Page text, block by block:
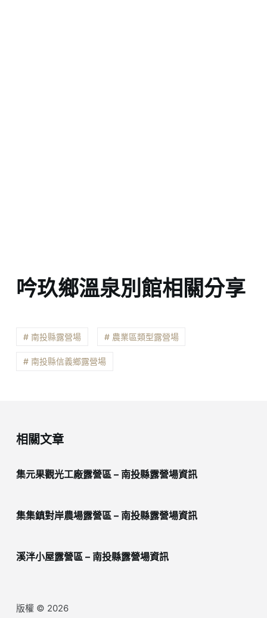
吟玖鄉溫泉別館相關分享
# 南投縣露營場 # 農業區類型露營場
# 南投縣信義鄉露營場
相關文章
集元果觀光工廠露營區 – 南投縣露營場資訊
集集鎮對岸農場露營區 – 南投縣露營場資訊
溪泮小屋露營區 – 南投縣露營場資訊
版權 © 2026